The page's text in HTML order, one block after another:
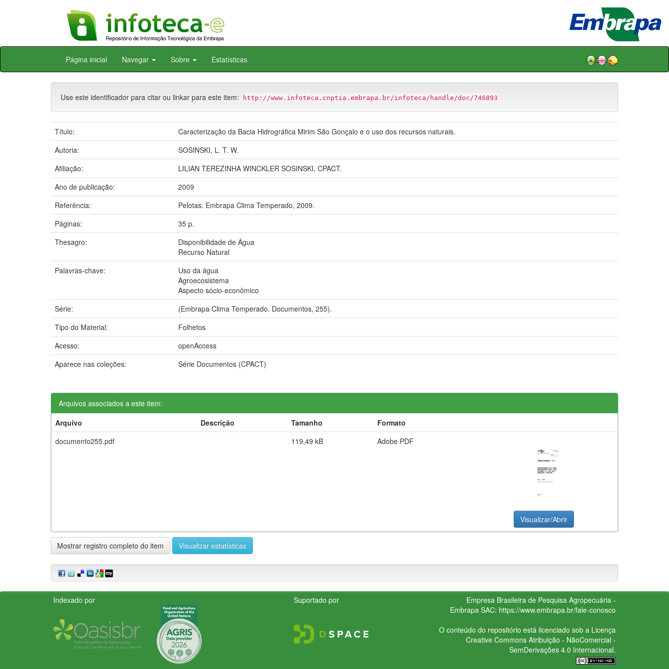
Skip
Página inicial Navegar Sobre Estatísticas
Use este identificador para citar ou linkar para este item: http://www.infoteca.cnptia.embrapa.br/infoteca/handle/doc/746893
Título:
Caracterização da Bacia Hidrográfica Mirim São Gonçalo e o uso dos recursos naturais.
Autoria:
SOSINSKI, L. T. W.
Afiliação:
LILIAN TEREZINHA WINCKLER SOSINSKI, CPACT.
Ano de publicação:
2009
Referência:
Pelotas: Embrapa Clima Temperado, 2009.
Páginas:
35 p.
Thesagro:
Disponibilidade de Água
Recurso Natural
Palavras-chave:
Uso da água
Agroecosistema
Aspecto sócio-econômico
Série:
(Embrapa Clima Temperado. Documentos, 255).
Tipo do Material:
Folhetos
Acesso:
openAccess
Aparece nas coleções:
Série Documentos (CPACT)
Arquivos associados a este item:
Arquivo
Descrição Tamanho
Formato
documento255.pdf
119,49 kB Adobe PDF
Visualizar/Abrir
Mostrar registro completo do item Visualizar estatísticas
Indexado por Suportado por
Empresa Brasileira de Pesquisa Agropecuária -
Embrapa SAC: https://www.embrapa.br/fale-conosco
O conteúdo do repositório está licenciado sob a Licença
Creative CommonsAtribuição - NãoComercial -
SemDerivações 4.0 Internacional.